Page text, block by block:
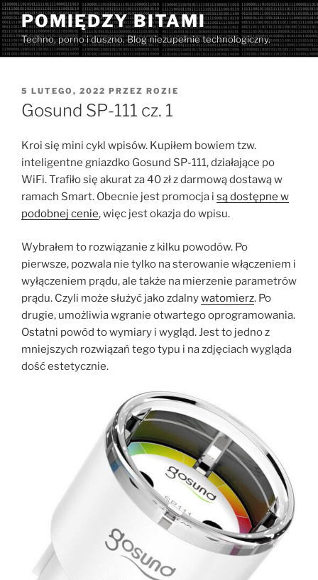
Przejdź
do
treści
POMIĘDZY BITAMI
Techno, porno i duszno. Blog niezupełnie technologiczny.
OPUBLIKOWANE
W
5 LUTEGO, 2022 PRZEZ ROZIE
Gosund SP-111 cz. 1
Kroi się mini cykl wpisów. Kupiłem bowiem tzw.
inteligentne gniazdko Gosund SP-111, działające po
WiFi. Trafiło się akurat za 40 zł z darmową dostawą w
ramach Smart. Obecnie jest promocja i są dostępne w
podobnej cenie, więc jest okazja do wpisu.
Wybrałem to rozwiązanie z kilku powodów. Po
pierwsze, pozwala nie tylko na sterowanie włączeniem i
wyłączeniem prądu, ale także na mierzenie parametrów
prądu. Czyli może służyć jako zdalnywatomierz. Po
drugie, umożliwia wgranie otwartego oprogramowania.
Ostatni powód to wymiary i wygląd. Jest to jedno z
mniejszych rozwiązań tego typu i na zdjęciach wygląda
dość estetycznie.